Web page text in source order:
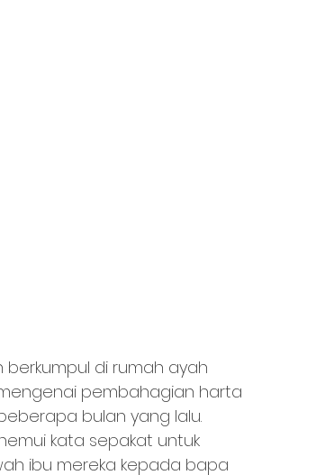
berkumpul di rumah ayah
pembahagian harta
bulan yang lalu.
kata sepakat untuk
ibu mereka kepada bapa